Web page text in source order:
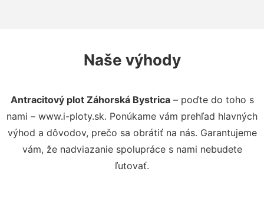
Naše výhody
Antracitový plot Záhorská Bystrica– poďte do toho s
nami – www.i-ploty.sk. Ponúkame vám prehľad hlavných
výhod a dôvodov, prečo sa obrátiť na nás. Garantujeme
vám, že nadviazanie spolupráce s nami nebudete
ľutovať.